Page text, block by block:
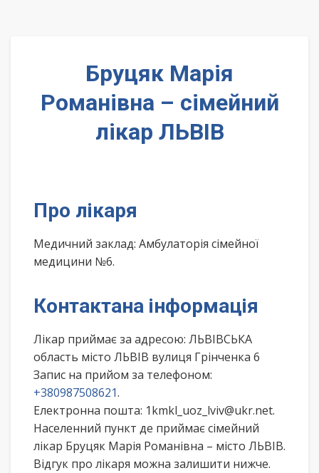
Бруцяк Марія
Романівна – сімейний
лікар ЛЬВІВ
Про лікаря
Медичний заклад: Амбулаторія сімейної
медицини №6.
Контактана інформація
Лікар приймає за адресою: ЛЬВІВСЬКА
область місто ЛЬВІВ вулиця Грінченка 6
Запис на прийом за телефоном:
+380987508621.
Електронна пошта: 1kmkl_uoz_lviv@ukr.net.
Населенний пункт де приймає сімейний
лікар Бруцяк Марія Романівна – місто ЛЬВІВ.
Відгук про лікаря можна залишити нижче.